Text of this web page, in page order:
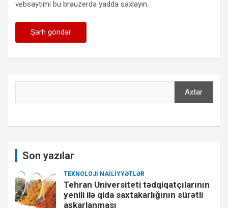
vebsaytımı bu brauzerdə yadda saxlayın.
Axtar
Son yazılar
TEXNOLOJI NAILIYYƏTLƏR
Tehran Universiteti tədqiqatçılarının
yenili ilə qida saxtakarlığının sürətli
aşkarlanması